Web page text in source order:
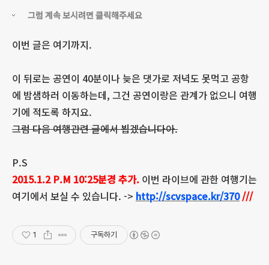
그럼 계속 보시려면 클릭해주세요
이번 글은 여기까지.
이 뒤로는 공연이 40분이나 늦은 댓가로 저녁도 못먹고 공항
에 밤샘하러 이동하는데, 그건 공연이랑은 관계가 없으니 여행
기에 적도록 하지요.
그럼 다음 여행관련 글에서 뵙겠습니다아.
P.S
2015.1.2 P.M 10:25분경 추가. 이번 라이브에 관한 여행기는
여기에서 보실 수 있습니다. -> http://scvspace.kr/370///
1 구독하기